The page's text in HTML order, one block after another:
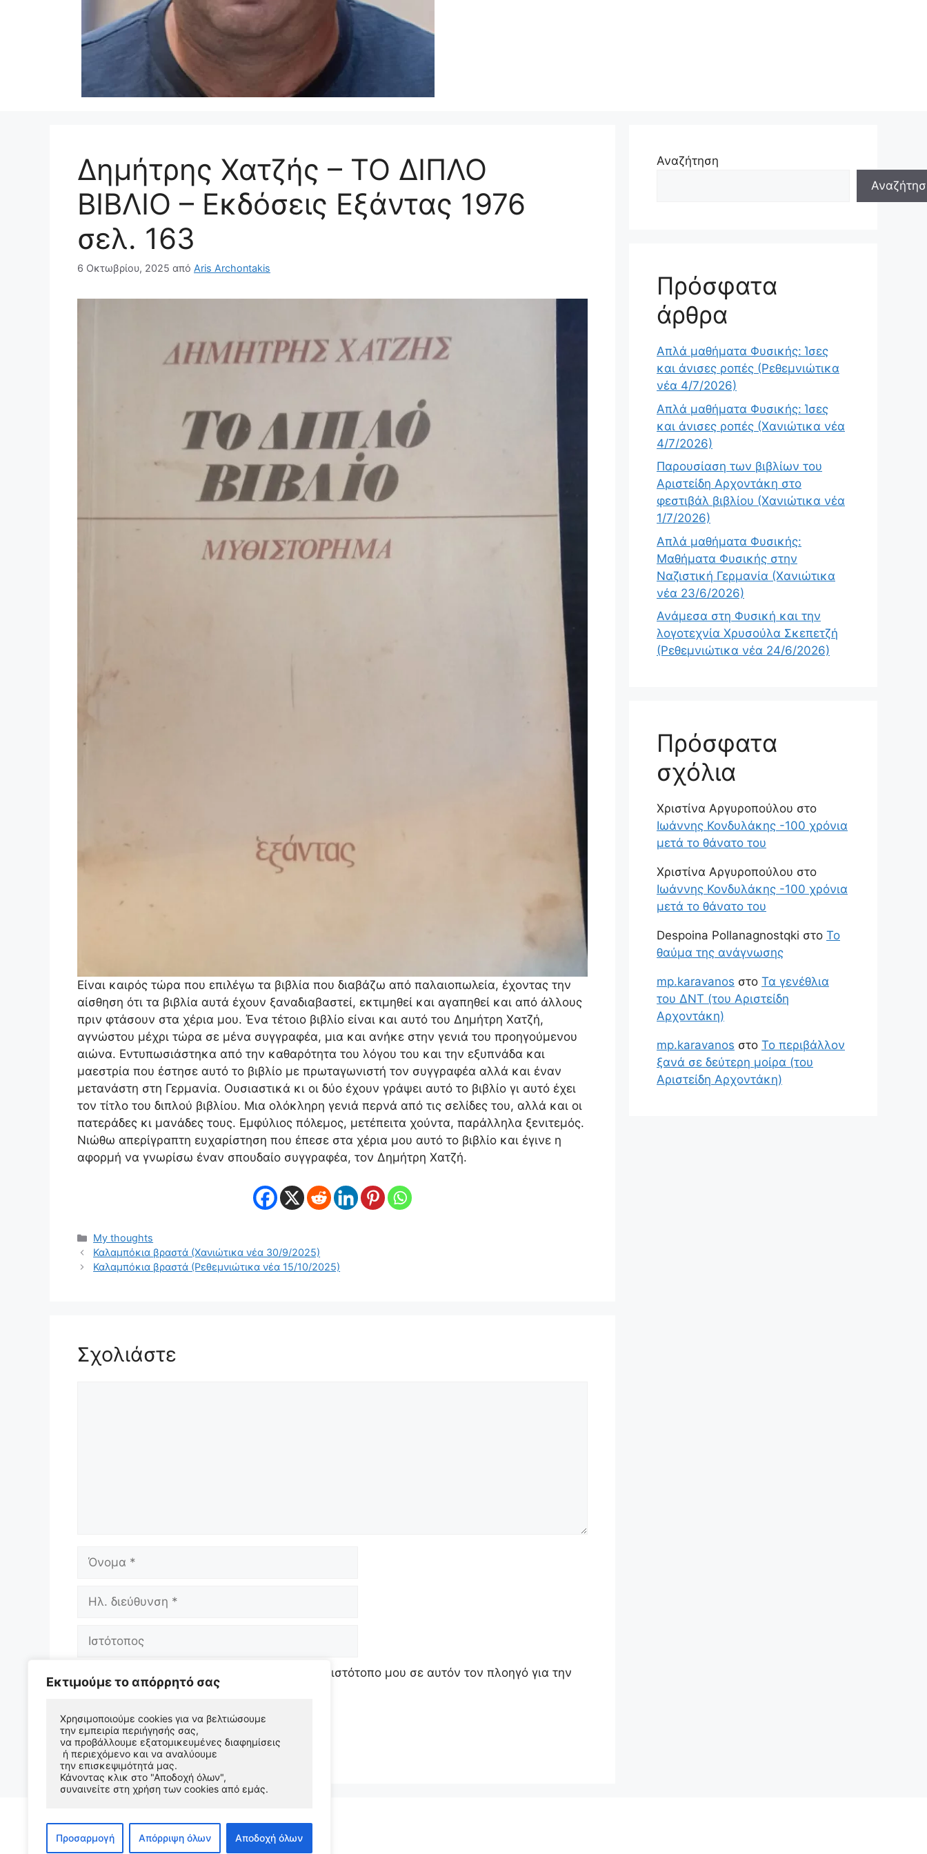
Εκτιμούμε το απόρρητό σας
Χρησιμοποιούμε cookies για να βελτιώσουμε
την εμπειρία περιήγησής σας,
να προβάλλουμε εξατομικευμένες διαφημίσεις
ή περιεχόμενο και να αναλύουμε
την επισκεψιμότητά μας.
Κάνοντας κλικ στο "Αποδοχή όλων",
συναινείτε στη χρήση των cookies από εμάς.
Προσαρμογή Απόρριψη όλων Αποδοχή όλων
Δημήτρης Χατζής – ΤΟ ΔΙΠΛΟ
ΒΙΒΛΙΟ – Εκδόσεις Εξάντας 1976
σελ. 163
6 Οκτωβρίου, 2025 από Aris Archontakis
Είναι καιρός τώρα που επιλέγω τα βιβλία που διαβάζω από παλαιοπωλεία, έχοντας την
αίσθηση ότι τα βιβλία αυτά έχουν ξαναδιαβαστεί, εκτιμηθεί και αγαπηθεί και από άλλους
πριν φτάσουν στα χέρια μου. Ένα τέτοιο βιβλίο είναι και αυτό του Δημήτρη Χατζή,
αγνώστου μέχρι τώρα σε μένα συγγραφέα, μια και ανήκε στην γενιά του προηγούμενου
αιώνα. Εντυπωσιάστηκα από την καθαρότητα του λόγου του και την εξυπνάδα και
μαεστρία που έστησε αυτό το βιβλίο με πρωταγωνιστή τον συγγραφέα αλλά και έναν
μετανάστη στη Γερμανία. Ουσιαστικά κι οι δύο έχουν γράψει αυτό το βιβλίο γι αυτό έχει
τον τίτλο του διπλού βιβλίου. Μια ολόκληρη γενιά περνά από τις σελίδες του, αλλά και οι
πατεράδες κι μανάδες τους. Εμφύλιος πόλεμος, μετέπειτα χούντα, παράλληλα ξενιτεμός.
Νιώθω απερίγραπτη ευχαρίστηση που έπεσε στα χέρια μου αυτό το βιβλίο και έγινε η
αφορμή να γνωρίσω έναν σπουδαίο συγγραφέα, τον Δημήτρη Χατζή.
Κατηγορίες
My thoughts
Καλαμπόκια βραστά (Χανιώτικα νέα 30/9/2025)
Καλαμπόκια βραστά (Ρεθεμνιώτικα νέα 15/10/2025)
Σχολιάστε
Όνομα
Ηλ.
Ιστότοπος
Αποθήκευσε το όνομά μου, email, και τον ιστότοπο μου σε αυτόν τον πλοηγό για την
επόμενη φορά που θα σχολιάσω.
Αναζήτηση
Πρόσφατα
άρθρα
Απλά μαθήματα Φυσικής: Ίσες
και άνισες ροπές (Ρεθεμνιώτικα
νέα 4/7/2026)
Απλά μαθήματα Φυσικής: Ίσες
και άνισες ροπές (Χανιώτικα νέα
4/7/2026)
Παρουσίαση των βιβλίων του
Αριστείδη Αρχοντάκη στο
φεστιβάλ βιβλίου (Χανιώτικα νέα
1/7/2026)
Απλά μαθήματα Φυσικής:
Μαθήματα Φυσικής στην
Ναζιστική Γερμανία (Χανιώτικα
νέα 23/6/2026)
Ανάμεσα στη Φυσική και την
λογοτεχνία Χρυσούλα Σκεπετζή
(Ρεθεμνιώτικα νέα 24/6/2026)
Πρόσφατα
σχόλια
Χριστίνα Αργυροπούλου στο
Ιωάννης Κονδυλάκης -100 χρόνια
μετά το θάνατο του
Χριστίνα Αργυροπούλου στο
Ιωάννης Κονδυλάκης -100 χρόνια
μετά το θάνατο του
Despoina Pollanagnostqki στο Το
θαύμα της ανάγνωσης
mp.karavanos στο Τα γενέθλια
του ΔΝΤ (του Αριστείδη
Αρχοντάκη)
mp.karavanos στο Το περιβάλλον
ξανά σε δεύτερη μοίρα (του
Αριστείδη Αρχοντάκη)